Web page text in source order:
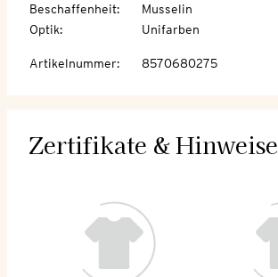
Beschaffenheit:
Musselin
Optik: Unifarben
Artikelnummer: 8570680275
Zertifikate & Hinweise